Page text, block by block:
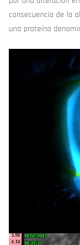
consecuencia de la
una proteína